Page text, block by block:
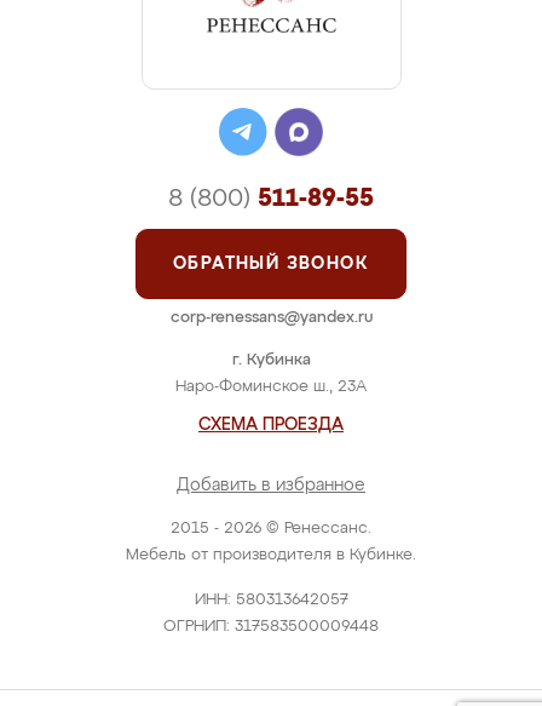
2015 - 2026 © Ренессанс.
Мебель от производителя в Кубинке.
ИНН: 580313642057
ОГРНИП: 317583500009448
г. Кубинка
Наро-Фоминское ш., 23А
СХЕМА ПРОЕЗДА
Добавить в избранное
8 (800) 511-89-55
ОБРАТНЫЙ ЗВОНОК
corp-renessans@yandex.ru